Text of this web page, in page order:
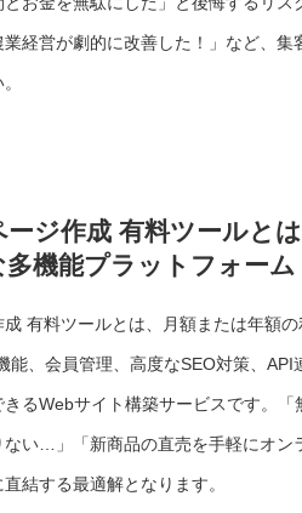
業経営が劇的に改善した！」など、
ージ作成 有料ツールと
機能プラットフォーム
有料ツールとは、月額または年額
能、会員管理、高度なSEO対策、
るWebサイト構築サービスです。
ない…」「新商品の直売を手軽にオン
結する最適解となります。